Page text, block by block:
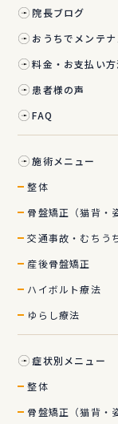
院長ブログ
おうちでメンテナ
料金・お支払い方
患者様の声
FAQ
施術メニュー
整体
骨盤矯正（猫背・
交通事故・むちう
産後骨盤矯正
ハイボルト療法
ゆらし療法
症状別メニュー
整体
骨盤矯正（猫背・